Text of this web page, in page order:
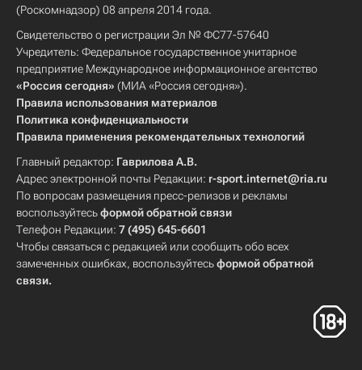
(Роскомнадзор) 08 апреля 2014 года.
Свидетельство о регистрации Эл № ФС77-57640
Учредитель: Федеральное государственное унитарное
предприятие Международное информационное агентство
«Россия сегодня» (МИА «Россия сегодня»).
Правила использования материалов
Политика конфиденциальности
Правила применения рекомендательных технологий
Главный редактор: Гаврилова А.В.
Адрес электронной почты Редакции: r-sport.internet@ria.ru
По вопросам размещения пресс-релизов и рекламы
воспользуйтесьформой обратной связи
Телефон Редакции: 7 (495) 645-6601
Чтобы связаться с редакцией или сообщить обо всех
замеченных ошибках, воспользуйтесьформой обратной
связи.